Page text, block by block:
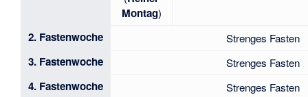
Montag)
2. Fastenwoche Strenges Fasten
3. Fastenwoche Strenges Fasten
4. Fastenwoche Strenges Fasten